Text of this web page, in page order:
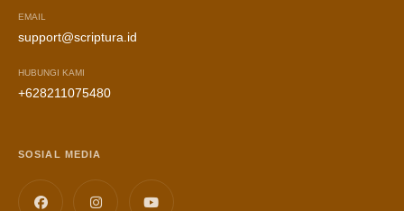
EMAIL
support@scriptura.id
HUBUNGI KAMI
+628211075480
SOSIAL MEDIA